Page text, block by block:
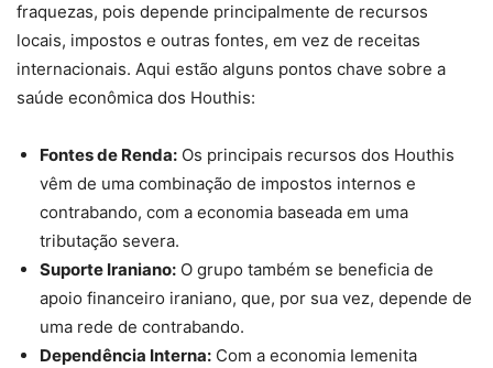
fraquezas, pois depende principalmente de recursos
locais, impostos e outras fontes, em vez de receitas
internacionais. Aqui estão alguns pontos chave sobre a
saúde econômica dos Houthis:
Fontes de Renda: Os principais recursos dos Houthis
vêm de uma combinação de impostos internos e
contrabando, com a economia baseada em uma
tributação severa.
Suporte Iraniano: O grupo também se beneficia de
apoio financeiro iraniano, que, por sua vez, depende de
uma rede de contrabando.
Dependência Interna: Com a economia Iemenita